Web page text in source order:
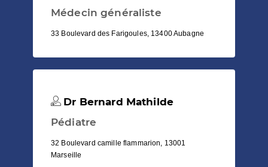
Médecin généraliste
33 Boulevard des Farigoules, 13400 Aubagne
Dr Bernard Mathilde
Pédiatre
32 Boulevard camille flammarion, 13001
Marseille